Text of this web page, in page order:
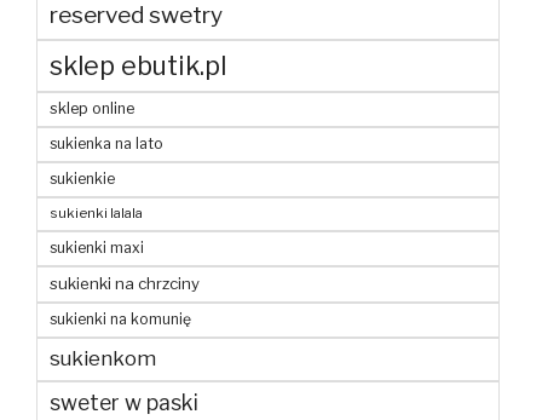
reserved swetry
sklep ebutik.pl
sklep online
sukienka na lato
sukienkie
sukienki lalala
sukienki maxi
sukienki na chrzciny
sukienki na komunię
sukienkom
sweter w paski